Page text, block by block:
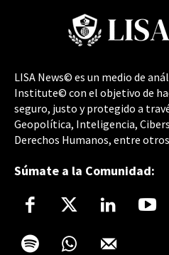
LISA News© es un medio de
Institute© con el objetivo de
seguro, justo y protegido a
Geopolítica, Inteligencia,
Derechos Humanos, entre
Súmate a la Comunidad: